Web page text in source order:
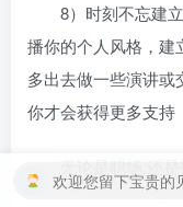
8）时刻不忘建
播你的个人风格，建
多出去做一些演讲或
你才会获得更多支持
无论是职场,还
欢迎您留下宝贵的